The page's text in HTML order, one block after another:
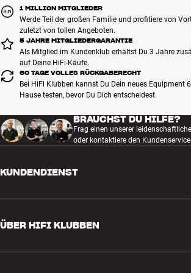
Schaltest Du auf CD oder Musikstreamer, bist Du
auf der sicheren Seite. Auf diese Weise hörst Du
wenn Du Mehrkanalton für Deine Filmsammlung
aber der Musik in zwei Kanälen den Vorzug geben.
einfache und elegante Lösung, die sich direkt über
der Front schalten lässt.
Mehr von Marantz
1 MILLION MITGLIEDER
Werde Teil der großen Familie und profitiere von
zuletzt von tollen Angeboten.
5 JAHRE MITGLIEDERGARANTIE
Als Mitglied im Kundenklub erhältst Du 3 Jahre
auf Deine HiFi-Käufe.
60 TAGE VOLLES RÜCKGABERECHT
Bei HiFi Klubben kannst Du Dein neues Equipment
Hause testen, bevor Du Dich entscheidest.
BRAUCHST DU HILFE?
Frag einen unserer
oder kontaktiere den Kundenservice.
KUNDENDIENST
Rückgabe und Reklamation
ÜBER HIFI KLUBBEN